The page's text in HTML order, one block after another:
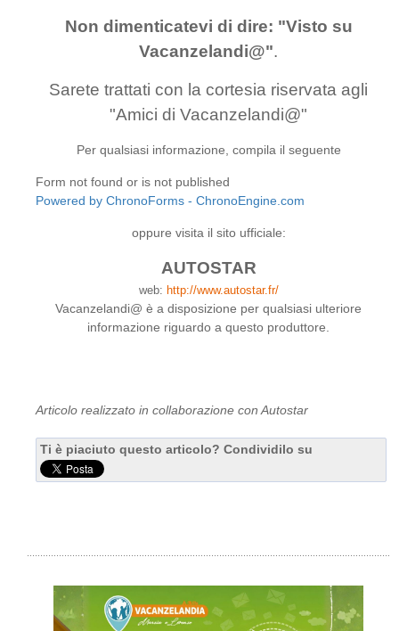
Non dimenticatevi di dire: "Visto su
Vacanzelandi@".
Sarete trattati con la cortesia riservata agli
"Amici di Vacanzelandi@"
Per qualsiasi informazione, compila il seguente
Form not found or is not published
Powered by ChronoForms - ChronoEngine.com
oppure visita il sito ufficiale:
AUTOSTAR
web: http://www.autostar.fr/
Vacanzelandi@ è a disposizione per qualsiasi ulteriore
informazione riguardo a questo produttore.
Articolo realizzato in collaborazione con Autostar
Ti è piaciuto questo articolo? Condividilo su